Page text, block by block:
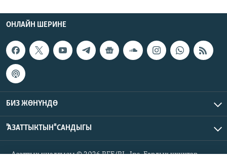
ОНЛАЙН ШЕРИНЕ
БИЗ ЖӨНҮНДӨ
"АЗАТТЫКТЫН" САНДЫГЫ
Азаттык үналгысы © 2026 RFE/RL, Inc. Бардык укуктар